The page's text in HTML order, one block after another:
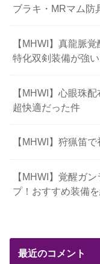
ブラキ・MRマム防
【MHWI】真龍脈
特化双剣装備が強い
【MHWI】心眼珠
超快適だった件
【MHWI】狩猟笛
【MHWI】覚醒ガ
プ！おすすめ装備
最近のコメント